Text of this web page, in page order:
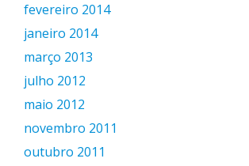
fevereiro 2014
janeiro 2014
março 2013
julho 2012
maio 2012
novembro 2011
outubro 2011